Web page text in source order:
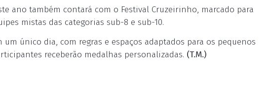
ano também contará com o Festival Cruzeirinho, marcado para
mistas das categorias sub-8 e sub-10.
único dia, com regras e espaços adaptados para os pequenos
receberão medalhas personalizadas. (T.M.)